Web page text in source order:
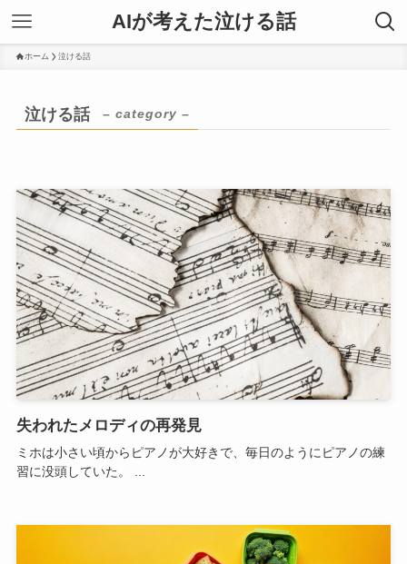
AIが考えた泣ける話
ホーム 泣ける話
泣ける話 – category –
失われたメロディの再発見
ミホは小さい頃からピアノが大好きで、毎日のようにピアノの練
習に没頭していた。 ...